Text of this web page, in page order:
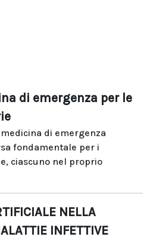
di emergenza per le
di emergenza
fondamentale per i
ciascuno nel proprio
NELLA
INFETTIVE